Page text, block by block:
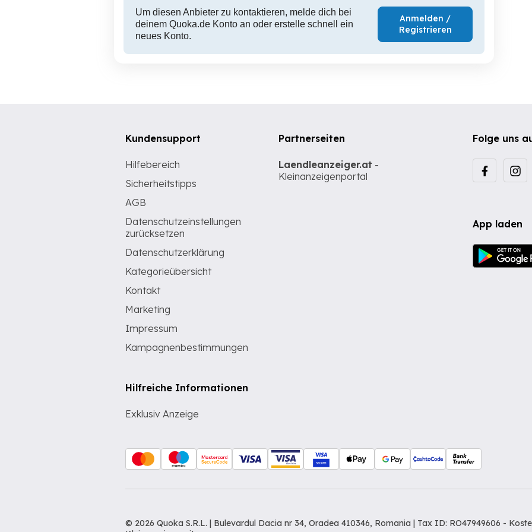
Um diesen Anbieter zu kontaktieren, melde dich bei
deinem Quoka.de Konto an oder erstelle schnell ein
neues Konto.
Anmelden /
Registrieren
Folge uns
App laden
Kundensupport
Hilfebereich
Sicherheitstipps
AGB
Datenschutzeinstellungen
zurücksetzen
Datenschutzerklärung
Kategorieübersicht
Kontakt
Marketing
Impressum
Kampagnenbestimmungen
Hilfreiche Informationen
Exklusiv Anzeige
Partnerseiten
Laendleanzeiger.at -
Kleinanzeigenportal
© 2026 Quoka S.R.L. | Bulevardul Dacia nr 34, Oradea 410346, Romania | Tax ID: RO47949606 -